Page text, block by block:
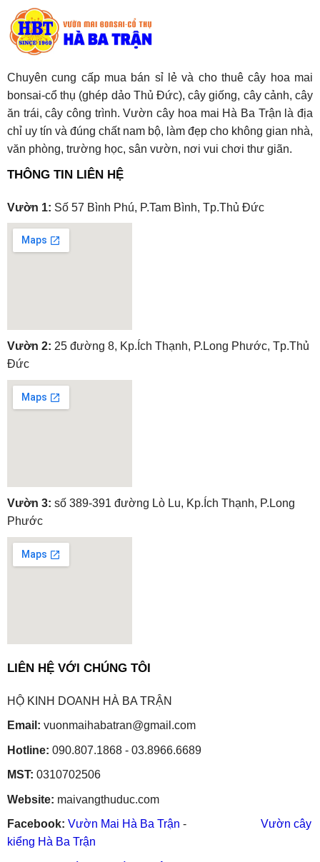
Chuyên cung cấp mua bán sỉ lẻ và cho thuê cây hoa mai
bonsai-cổ thụ (ghép dảo Thủ Đức), cây giống, cây cảnh, cây
ăn trái, cây công trình. Vườn cây hoa mai Hà Ba Trận là địa
chỉ uy tín và đúng chất nam bộ, làm đẹp cho không gian nhà,
văn phòng, trường học, sân vườn, nơi vui chơi thư giãn.
THÔNG TIN LIÊN HỆ
Vườn 1: Số 57 Bình Phú, P.Tam Bình, Tp.Thủ Đức
embedgooglemap.net
Vườn 2: 25 đường 8, Kp.Ích Thạnh, P.Long Phước, Tp.Thủ
Đức
embedgooglemap.net
Vườn 3: số 389-391 đường Lò Lu, Kp.Ích Thạnh, P.Long
Phước
embedgooglemap.net
LIÊN HỆ VỚI CHÚNG TÔI
HỘ KINH DOANH HÀ BA TRẬN
Email: vuonmaihabatran@gmail.com
Hotline: 090.807.1868 - 03.8966.6689
MST: 0310702506
Website: maivangthuduc.com
Facebook: Vườn Mai Hà Ba Trận - Vườn cây
kiểng Hà Ba Trận